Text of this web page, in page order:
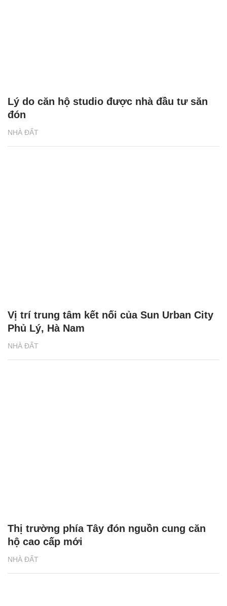
NHÀ ĐẤT
Lý do căn hộ studio được nhà đầu tư săn
đón
NHÀ ĐẤT
Vị trí trung tâm kết nối của Sun Urban City
Phủ Lý, Hà Nam
NHÀ ĐẤT
Thị trường phía Tây đón nguồn cung căn
hộ cao cấp mới